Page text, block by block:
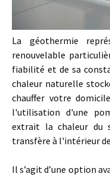
La géothermie
renouvelable
fiabilité et de sa
chaleur naturelle
chauffer votre
l'utilisation d'une
extrait la chaleur du
transfère à l'intérieur
Il s’agit d’une option